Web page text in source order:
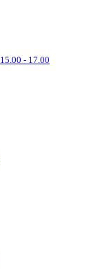
15.00 - 17.00